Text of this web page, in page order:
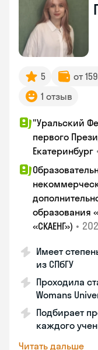
5 от
1 отзыв
"Уральский
первого
Екатеринбург
образования
«СКАЕНГ») •
Имеет
из СПбГУ
Проходила
Womans
Подбирает
каждого
Читать дальше